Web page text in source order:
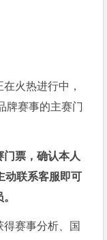
火热进行中，
牌赛事的主赛门
票，确认本人
动联系客服即可
赛事分析、国